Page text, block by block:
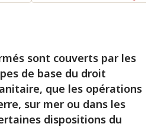
sont couverts par les
de base du droit
que les opérations
sur mer ou dans les
dispositions du